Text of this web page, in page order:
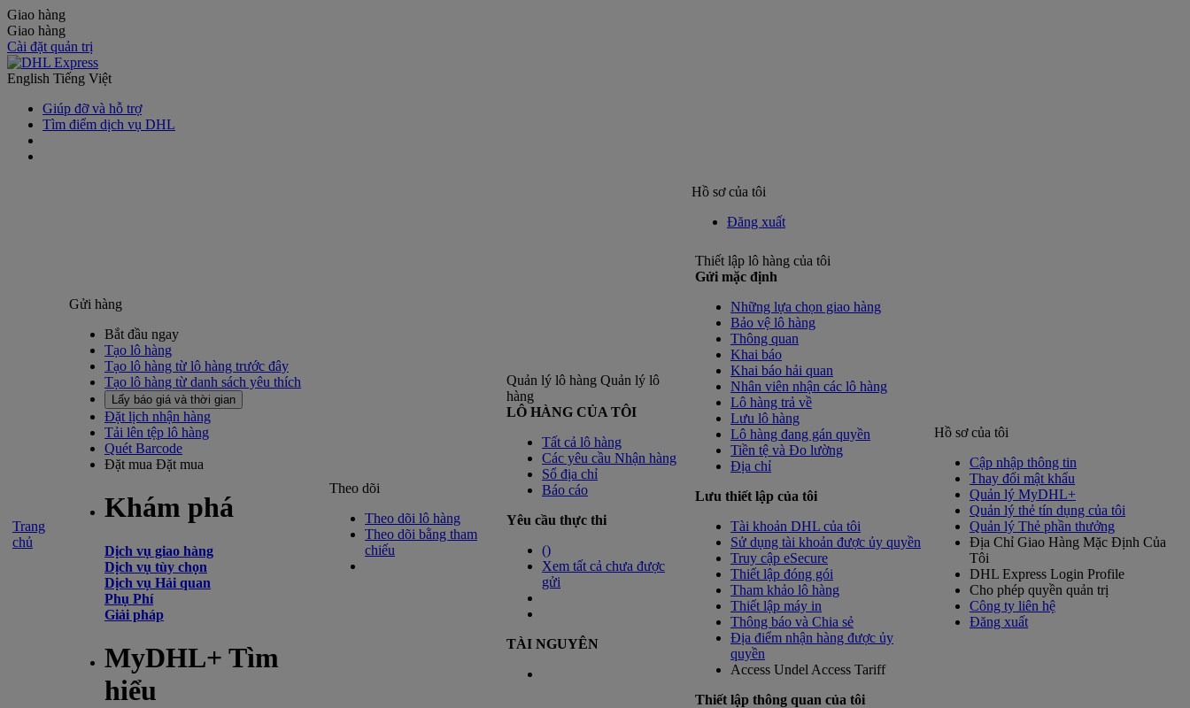
Giao hàng
Giao hàng
Cài đặt quản trị
English Tiếng Việt
Giúp đỡ và hỗ trợ
Tìm điểm dịch vụ DHL
Hồ sơ của tôi
Đăng xuất
Trang
chủ
Gửi hàng
Bắt đầu ngay
Tạo lô hàng
Tạo lô hàng từ lô hàng trước đây
Tạo lô hàng từ danh sách yêu thích
Lấy báo giá và thời gian
Đặt lịch nhận hàng
Tải lên tệp lô hàng
Quét Barcode
Đặt mua Đặt mua
Khám phá
Dịch vụ giao hàng
Dịch vụ tùy chọn
Dịch vụ Hải quan
Phụ Phí
Giải pháp
MyDHL+ Tìm
hiểu
Theo dõi
Theo dõi lô hàng
Theo dõi bằng tham
chiếu
Quản lý lô hàng Quản lý lô
hàng
LÔ HÀNG CỦA TÔI
Tất cả lô hàng
Các yêu cầu Nhận hàng
Sổ địa chỉ
Báo cáo
Yêu cầu thực thi
()
Xem tất cả chưa được
gửi
TÀI NGUYÊN
Thiết lập lô hàng của tôi
Gửi mặc định
Những lựa chọn giao hàng
Bảo vệ lô hàng
Thông quan
Khai báo
Khai báo hải quan
Nhân viên nhận các lô hàng
Lô hàng trả về
Lưu lô hàng
Lô hàng đang gán quyền
Tiền tệ và Đo lường
Địa chỉ
Lưu thiết lập của tôi
Tài khoản DHL của tôi
Sử dụng tài khoản được ủy quyền
Truy cập eSecure
Thiết lập đóng gói
Tham khảo lô hàng
Thiết lập máy in
Thông báo và Chia sẻ
Địa điểm nhận hàng được ủy
quyền
Access Undel Access Tariff
Thiết lập thông quan của tôi
Hồ sơ của tôi
Cập nhập thông tin
Thay đổi mật khẩu
Quản lý MyDHL+
Quản lý thẻ tín dụng của tôi
Quản lý Thẻ phần thưởng
Địa Chỉ Giao Hàng Mặc Định Của
Tôi
DHL Express Login Profile
Cho phép quyền quản trị
Công ty liên hệ
Đăng xuất